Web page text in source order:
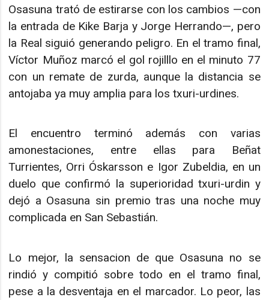
Osasuna trató de estirarse con los cambios —con
la entrada de Kike Barja y Jorge Herrando—, pero
la Real siguió generando peligro. En el tramo final,
Víctor Muñoz marcó el gol rojilllo en el minuto 77
con un remate de zurda, aunque la distancia se
antojaba ya muy amplia para los txuri-urdines.
El encuentro terminó además con varias
amonestaciones, entre ellas para Beñat
Turrientes, Orri Óskarsson e Igor Zubeldia, en un
duelo que confirmó la superioridad txuri-urdin y
dejó a Osasuna sin premio tras una noche muy
complicada en San Sebastián.
Lo mejor, la sensacion de que Osasuna no se
rindió y compitió sobre todo en el tramo final,
pese a la desventaja en el marcador. Lo peor, las